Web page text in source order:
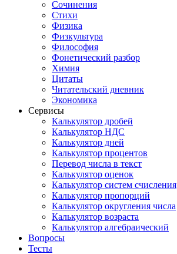
Сочинения
Стихи
Физика
Физкультура
Философия
Фонетический разбор
Химия
Цитаты
Читательский дневник
Экономика
Сервисы
Калькулятор дробей
Калькулятор НДС
Калькулятор дней
Калькулятор процентов
Перевод числа в текст
Калькулятор оценок
Калькулятор систем счисления
Калькулятор пропорций
Калькулятор округления числа
Калькулятор возраста
Калькулятор алгебраический
Вопросы
Тесты